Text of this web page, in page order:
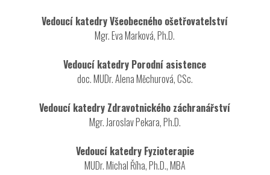
Vedoucí katedry Všeobecného ošetřovatelství
Mgr. Eva Marková, Ph.D.
Vedoucí katedry Porodní asistence
doc. MUDr. Alena Měchurová, CSc.
Vedoucí katedry Zdravotnického záchranářství
Mgr. Jaroslav Pekara, Ph.D.
Vedoucí katedry Fyzioterapie
MUDr. Michal Říha, Ph.D., MBA